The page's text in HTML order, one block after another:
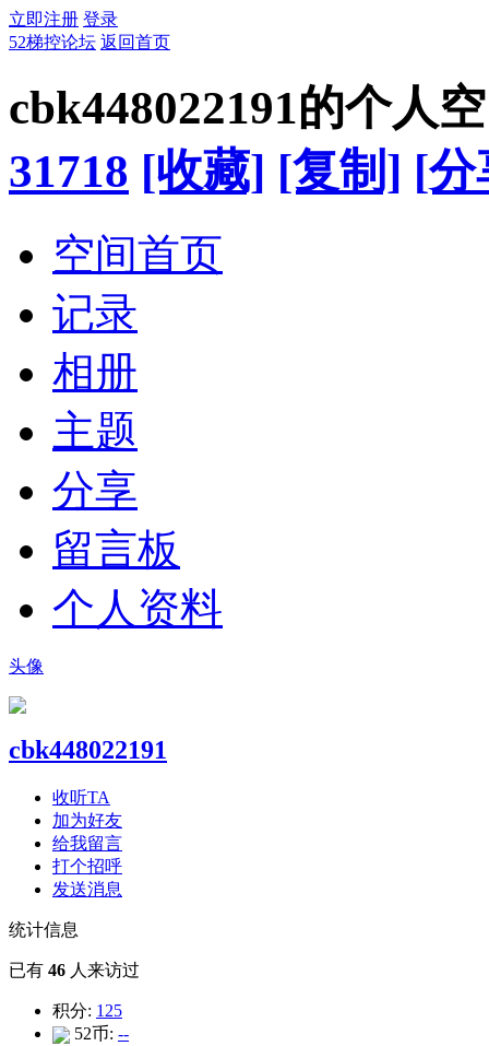
立即注册 登录
52梯控论坛 返回首页
cbk448022191的个人
31718 [收藏] [复制] [分
空间首页
记录
相册
主题
分享
留言板
个人资料
头像
cbk448022191
收听TA
加为好友
给我留言
打个招呼
发送消息
统计信息
已有 46 人来访过
积分: 125
52币: --